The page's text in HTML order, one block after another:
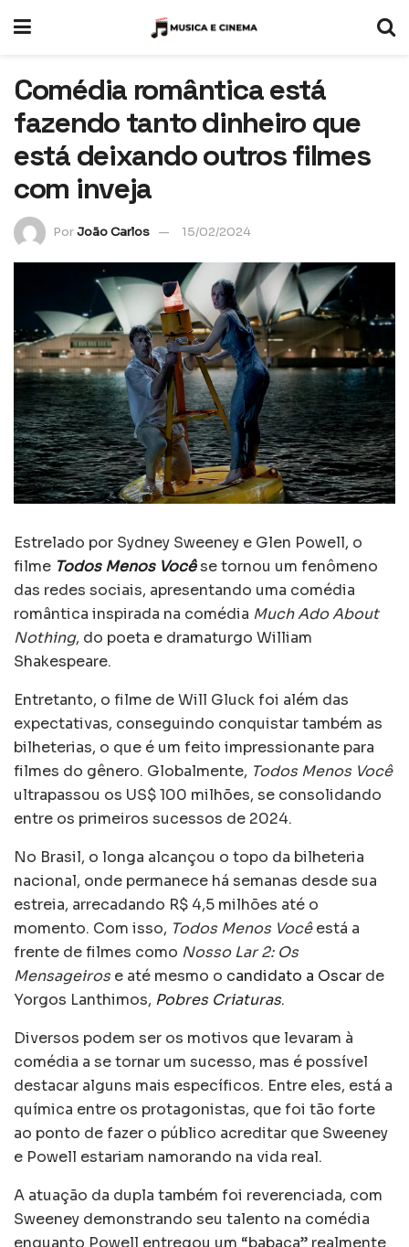
Comédia romântica está
fazendo tanto dinheiro que
está deixando outros filmes
com inveja
PorJoão Carlos 15/02/2024
Estrelado por Sydney Sweeney e Glen Powell, o
filme Todos Menos Vocêse tornou um fenômeno
das redes sociais, apresentando uma comédia
romântica inspirada na comédia Much Ado About
Nothing, do poeta e dramaturgo William
Shakespeare.
Entretanto, o filme de Will Gluck foi além das
expectativas, conseguindo conquistar também as
bilheterias, o que é um feito impressionante para
filmes do gênero. Globalmente, Todos Menos Você
ultrapassou os US$ 100 milhões, se consolidando
entre os primeiros sucessos de 2024.
No Brasil, o longa alcançou o topo da bilheteria
nacional, onde permanece há semanas desde sua
estreia, arrecadando R$ 4,5 milhões até o
momento. Com isso, Todos Menos Vocêestá a
frente de filmes como Nosso Lar 2: Os
Mensageiros e até mesmo o candidato a Oscar de
Yorgos Lanthimos, Pobres Criaturas.
Diversos podem ser os motivos que levaram à
comédia a se tornar um sucesso, mas é possível
destacar alguns mais específicos. Entre eles, está a
química entre os protagonistas, que foi tão forte
ao ponto de fazer o público acreditar que Sweeney
e Powell estariam namorando na vida real.
A atuação da dupla também foi reverenciada, com
Sweeney demonstrando seu talento na comédia
enquanto Powell entregou um “babaca” realmente